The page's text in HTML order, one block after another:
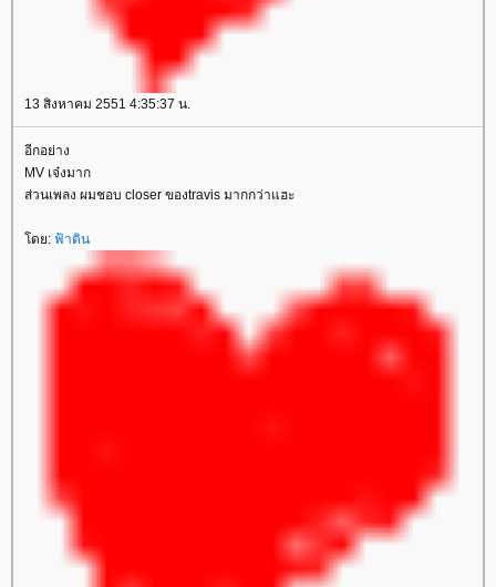
13 สิงหาคม 2551 4:35:37 น.
อีกอย่าง
MV เจ๋งมาก
ส่วนเพลง ผมชอบ closer ของtravis มากกว่าแฮะ
ดย: ฟ้าดิน